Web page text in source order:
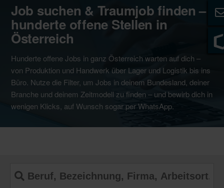
Job suchen & Traumjob finden –
hunderte offene Stellen in
Österreich
Hunderte offene Jobs in ganz Österreich warten auf dich –
von Produktion und Handwerk über Lager und Logistik bis ins
Büro. Nutze die Filter, um Jobs in deinem Bundesland, deiner
Branche und deinem Zeitmodell zu finden – und bewirb dich in
wenigen Klicks, auf Wunsch sogar per WhatsApp.